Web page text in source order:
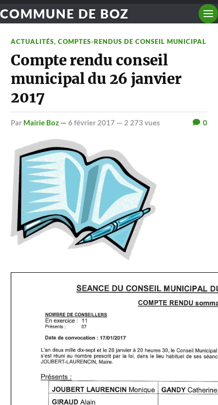
COMMUNE DE BOZ
ACTUALITÉS,COMPTES-RENDUS DE CONSEIL MUNICIPAL
Compte rendu conseil
municipal du 26 janvier
2017
par Mairie Boz —6 février 2017 — 2 273 vues 0